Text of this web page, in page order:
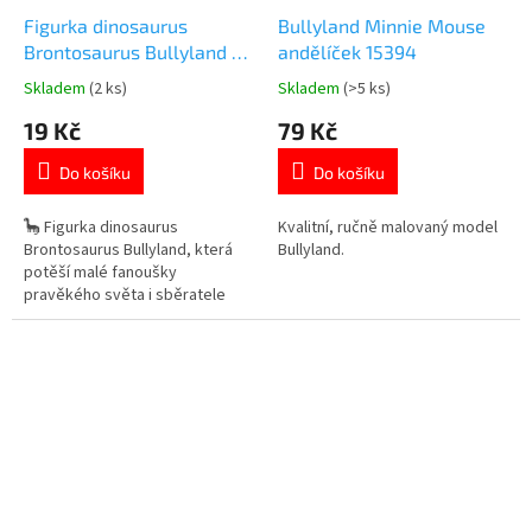
Figurka dinosaurus
Brontosaurus Bullyland 7
cm
Průměrné
produktu
5,0
5
hvězdiček.
Skladem (2 ks)
19 Kč
Do košíku
🦕 Figurka dinosaurus
Brontosaurus Bullyland, která
potěší malé fanoušky
pravěkého světa i sběratele
realistických modelů. ✓ ručně
Bullyland Minnie Mouse
andělíček 15394
Průměrné
produktu
5,0
5
hvězdiček.
Skladem (>5 ks)
79 Kč
Do košíku
Kvalitní, ručně malovaný model
Bullyland.